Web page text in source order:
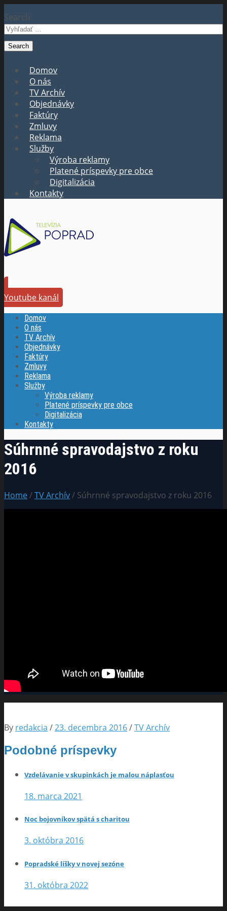
Search
Domov
O nás
TV Archív
Objednávky
Faktúry
Zmluvy
Reklama
Služby
Výroba reklamy
Platené príspevky pre obce
Digitalizácia
Kontakty
Youtube kanál
Domov
O nás
TV Archív
Objednávky
Faktúry
Zmluvy
Reklama
Služby
Výroba reklamy
Platené príspevky pre obce
Digitalizácia
Kontakty
Súhrnné spravodajstvo z roku
2016
Home/TV Archív/ Súhrnné spravodajstvo z roku 2016
By redakcia /23. decembra 2016/TV Archív
Podobné príspevky
Vzdelávanie v skupinkách je malou náplasťou
18. marca 2021
Noc bojovníkov spätá s charitou
3. októbra 2016
Popradské líšky v novej sezóne
31. októbra 2022